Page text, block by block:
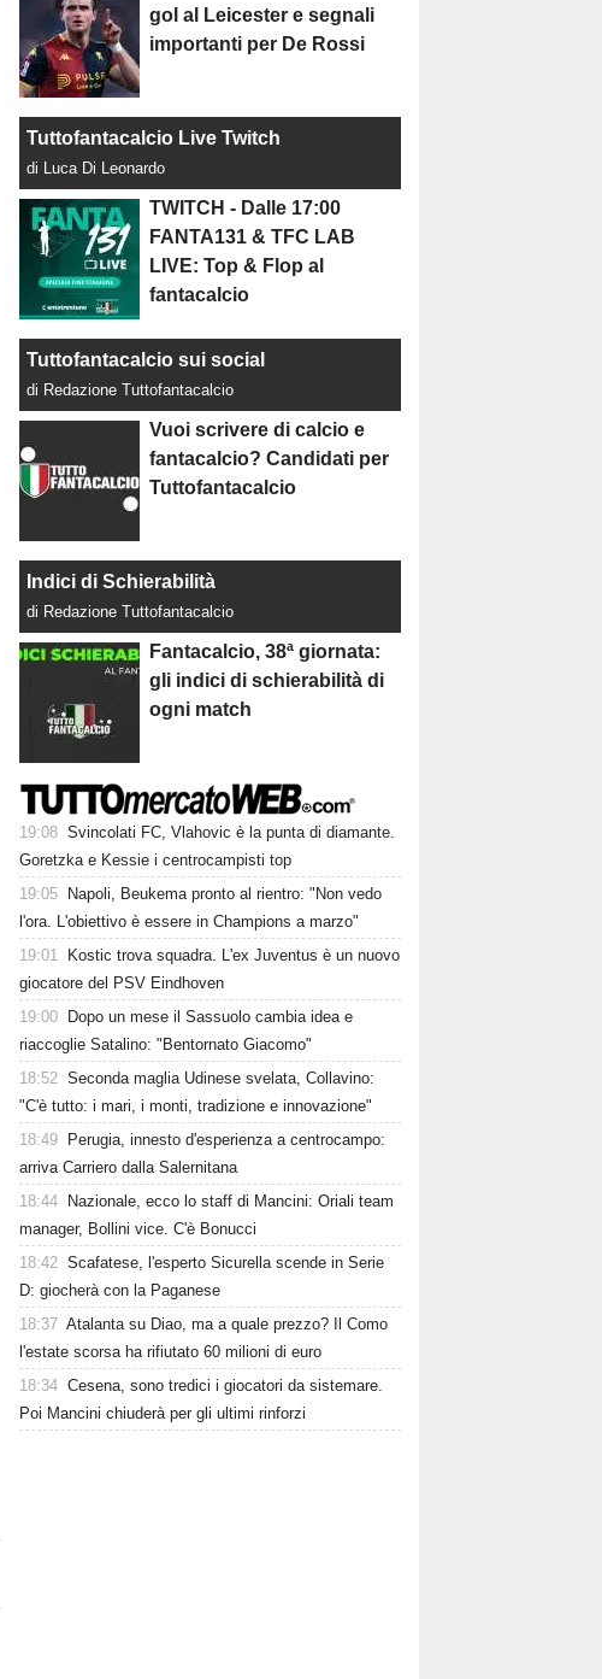
gol al Leicester e segnali
importanti per De Rossi
Tuttofantacalcio Live Twitch
di Luca Di Leonardo
TWITCH - Dalle 17:00
FANTA131 & TFC LAB
LIVE: Top & Flop al
fantacalcio
Tuttofantacalcio sui social
di Redazione Tuttofantacalcio
Vuoi scrivere di calcio e
fantacalcio? Candidati per
Tuttofantacalcio
Indici di Schierabilità
di Redazione Tuttofantacalcio
Fantacalcio, 38ª giornata:
gli indici di schierabilità di
ogni match
19:08 Svincolati FC, Vlahovic è la punta di diamante.
Goretzka e Kessie i centrocampisti top
19:05
Napoli, Beukema pronto al rientro: "Non vedo
l'ora. L'obiettivo è essere in Champions a marzo"
19:01
Kostic trova squadra. L'ex Juventus è un nuovo
giocatore del PSV Eindhoven
19:00
Dopo un mese il Sassuolo cambia idea e
riaccoglie Satalino: "Bentornato Giacomo"
18:52 Seconda maglia Udinese svelata, Collavino:
"C'è tutto: i mari, i monti, tradizione e innovazione"
18:49
Perugia, innesto d'esperienza a centrocampo:
arriva Carriero dalla Salernitana
18:44
Nazionale, ecco lo staff di Mancini: Oriali team
manager, Bollini vice. C'è Bonucci
18:42 Scafatese, l'esperto Sicurella scende in Serie
D: giocherà con la Paganese
18:37 Atalanta su Diao, ma a quale prezzo? Il Como
l'estate scorsa ha rifiutato 60 milioni di euro
18:34 Cesena, sono tredici i giocatori da sistemare.
Poi Mancini chiuderà per gli ultimi rinforzi